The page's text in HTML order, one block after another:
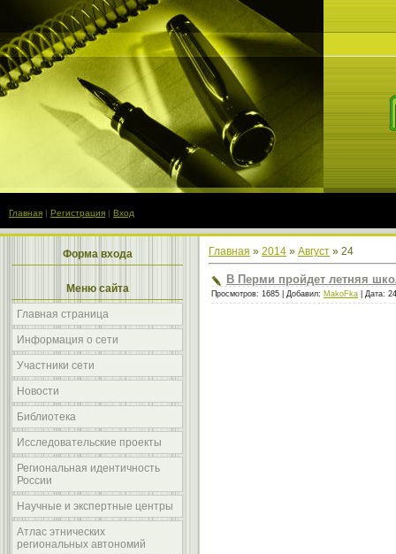
Главная | Регистрация | Вход
Форма входа
Меню сайта
Главная страница
Информация о сети
Участники сети
Новости
Библиотека
Исследовательские проекты
Региональная идентичность
России
Научные и экспертные центры
Атлас этнических
региональных автономий
Главная » 2014 » Август » 24
В Перми пройдет летняя
Просмотров: 1685 | Добавил: MakoFka | Дата: